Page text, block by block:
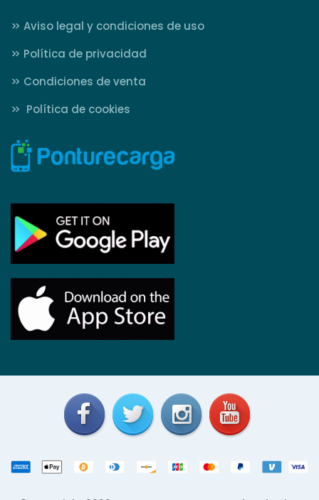
>> Aviso legal y condiciones de uso
>> Política de privacidad
>> Condiciones de venta
>>
Política de cookies